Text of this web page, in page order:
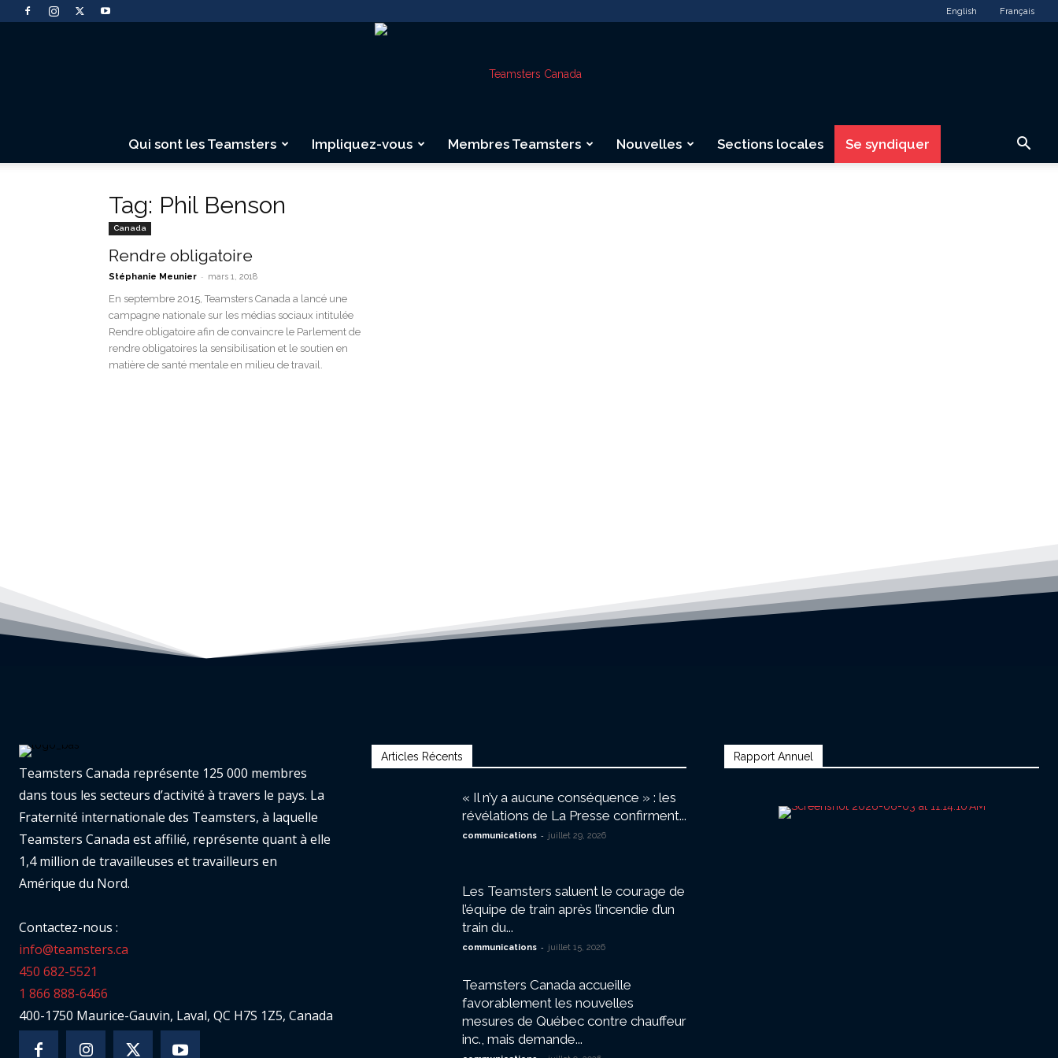
English Français
Qui sont les Teamsters Impliquez-vous Membres Teamsters Nouvelles Sections locales Se syndiquer
Tag: Phil Benson
Canada
Rendre obligatoire
Stéphanie Meunier - mars 1, 2018
En septembre 2015, Teamsters Canada a lancé une
campagne nationale sur les médias sociaux intitulée
Rendre obligatoire afin de convaincre le Parlement de
rendre obligatoires la sensibilisation et le soutien en
matière de santé mentale en milieu de travail.
Teamsters Canada représente 125 000 membres
dans tous les secteurs d’activité à travers le pays. La
Fraternité internationale des Teamsters, à laquelle
Teamsters Canada est affilié, représente quant à elle
1,4 million de travailleuses et travailleurs en
Amérique du Nord.
Contactez-nous :
info@teamsters.ca
450 682-5521
1 866 888-6466
400-1750 Maurice-Gauvin, Laval, QC H7S 1Z5, Canada
Articles Récents
« Il n’y a aucune conséquence » : les
révélations de La Presse confirment...
communications - juillet 29, 2026
Les Teamsters saluent le courage de
l’équipe de train après l’incendie d’un
train du...
communications - juillet 15, 2026
Teamsters Canada accueille
favorablement les nouvelles
mesures de Québec contre chauffeur
inc., mais demande...
Rapport Annuel